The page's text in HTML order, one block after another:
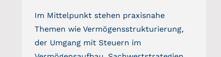
Im Mittelpunkt stehen praxisnahe
Themen wie Vermögensstrukturierung,
der Umgang mit Steuern im